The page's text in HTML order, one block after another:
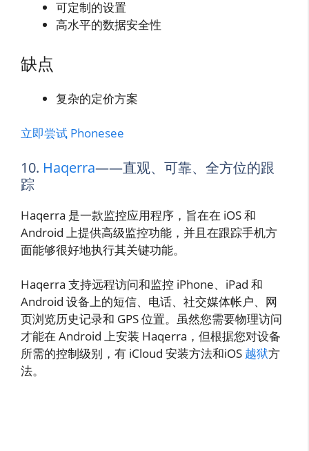
可定制的设置
高水平的数据安全性
缺点
复杂的定价方案
立即尝试 Phonesee
10. Haqerra——直观、可靠、全方位的跟
踪
Haqerra 是一款监控应用程序，旨在在 iOS 和
Android 上提供高级监控功能，并且在跟踪手机方
面能够很好地执行其关键功能。
Haqerra 支持远程访问和监控 iPhone、iPad 和
Android 设备上的短信、电话、社交媒体帐户、网
页浏览历史记录和 GPS 位置。虽然您需要物理访问
才能在 Android 上安装 Haqerra，但根据您对设备
所需的控制级别，有 iCloud 安装方法和iOS 越狱方
法。